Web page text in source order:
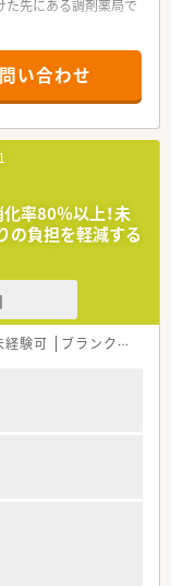
た先にある調剤薬局で
ソファが3つほどあ
調剤薬局です。
しっかりと分けて
います。
加されるほど関係も
。
れています。
おり、
で、
います。
す。
職給与によって応相
年齢層が活躍され
出年金を採用され
い合わせ
率80％以上！未
の負担を軽減する
経験可 ブランク可